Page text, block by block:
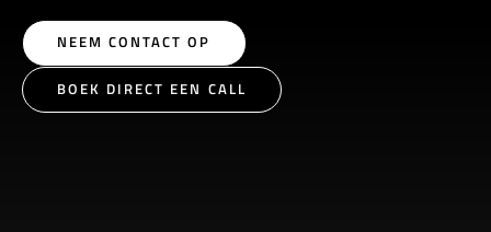
NEEM CONTACT OP
BOEK DIRECT EEN CALL